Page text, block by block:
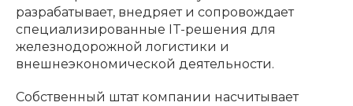
разрабатывает, внедряет и сопровождает
специализированные IT-решения для
железнодорожной логистики и
внешнеэкономической деятельности.
Собственный штат компании насчитывает